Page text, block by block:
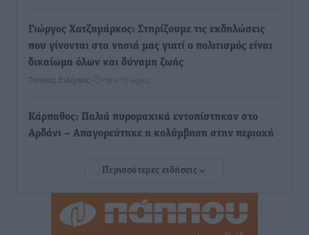
Γιώργος Χατζημάρκος: Στηρίζουμε τις εκδηλώσεις
που γίνονται στα νησιά μας γιατί ο πολιτισμός είναι
δικαίωμα όλων και δύναμη ζωής
Τοπικές Ειδήσεις πριν 13 ώρες
Κάρπαθος: Παλιά πυρομαχικά εντοπίστηκαν στο
Αρδάνι – Απαγορεύτηκε η κολύμβηση στην περιοχή
εφησυχασμού» – Σε πλήρη ετοιμότητα ο μηχανισμός
Ειδήσεις• πριν 14 ώρες
Περισσότερες ειδήσεις